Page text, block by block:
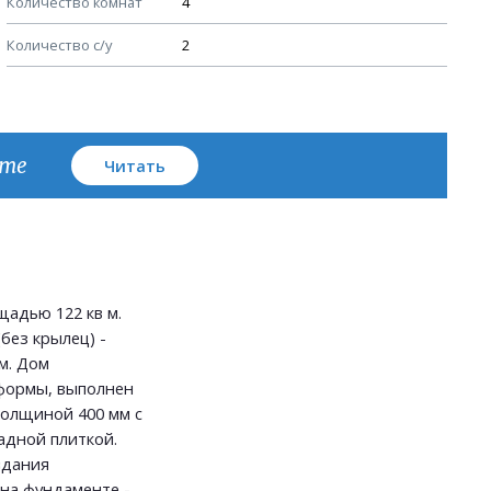
Количество с/у 2
План кровли
Читать
122 кв м.
крылец) -
Дом
выполнен
400 мм с
плиткой.